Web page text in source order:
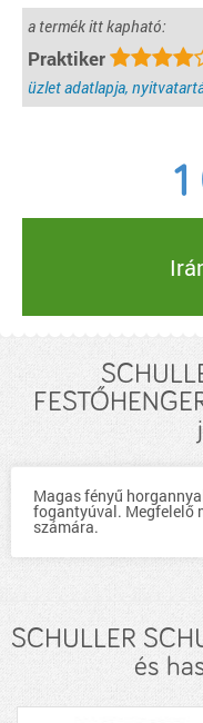
a termék itt kapható:
Praktiker
üzlet adatlapja,
Magas fényű
fogantyúval. Megfelelő
számára.
SCHULLER
és